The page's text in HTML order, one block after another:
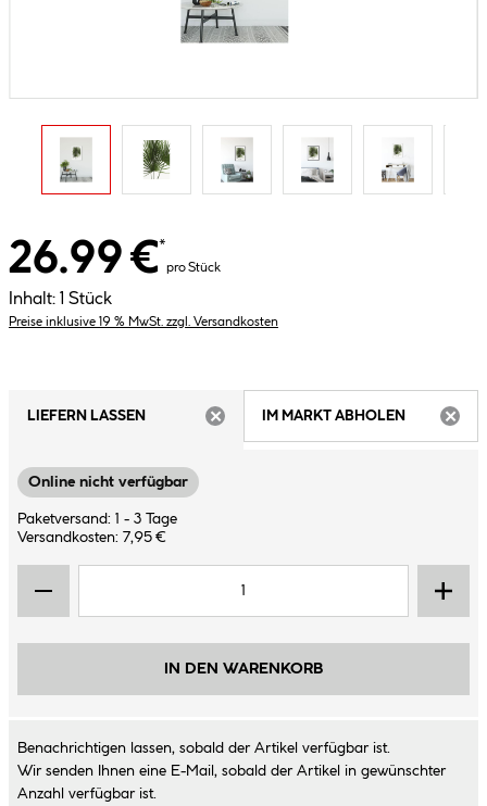
26.99 €*
pro Stück
Inhalt: 1 Stück
Preise inklusive 19 % MwSt. zzgl. Versandkosten
LIEFERN LASSEN
IM MARKT ABHOLEN
Online nicht verfügbar
Paketversand: 1 - 3 Tage
Versandkosten: 7,95 €
IN DEN WARENKORB
Benachrichtigen lassen, sobald der Artikel verfügbar ist.
Wir senden Ihnen eine E-Mail, sobald der Artikel in gewünschter
Anzahl verfügbar ist.